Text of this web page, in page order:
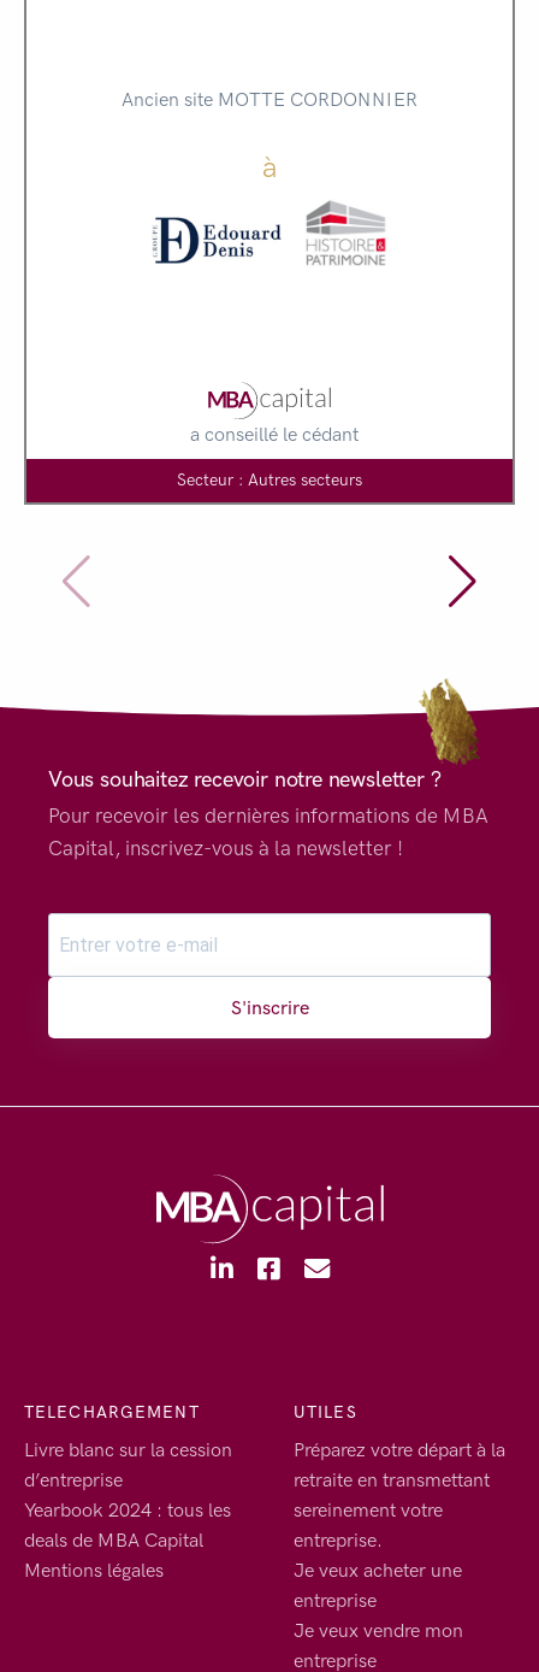
Ancien site MOTTE CORDONNIER
à
a conseillé le cédant
Secteur : Autres secteurs
Vous souhaitez recevoir notre newsletter ?
Pour recevoir les dernières informations de MBA
Capital, inscrivez-vous à la newsletter !
S'inscrire
TELECHARGEMENT
Livre blanc sur la cession
d’entreprise
Yearbook 2024 : tous les
deals de MBA Capital
Mentions légales
UTILES
Préparez votre départ à la
retraite en transmettant
sereinement votre
entreprise.
Je veux acheter une
entreprise
Je veux vendre mon
entreprise